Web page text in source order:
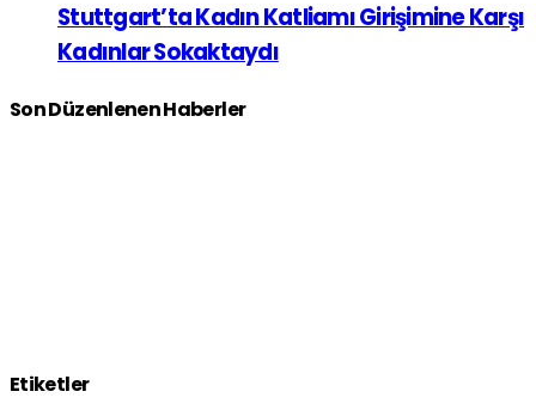
Stuttgart’ta Kadın Katliamı Girişimine Karşı
Kadınlar Sokaktaydı
Son Düzenlenen Haberler
Etiketler